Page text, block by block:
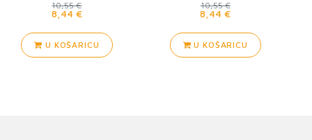
10,55 €
8,44 €
U KOŠARICU
10,55 €
8,44 €
U KOŠARICU